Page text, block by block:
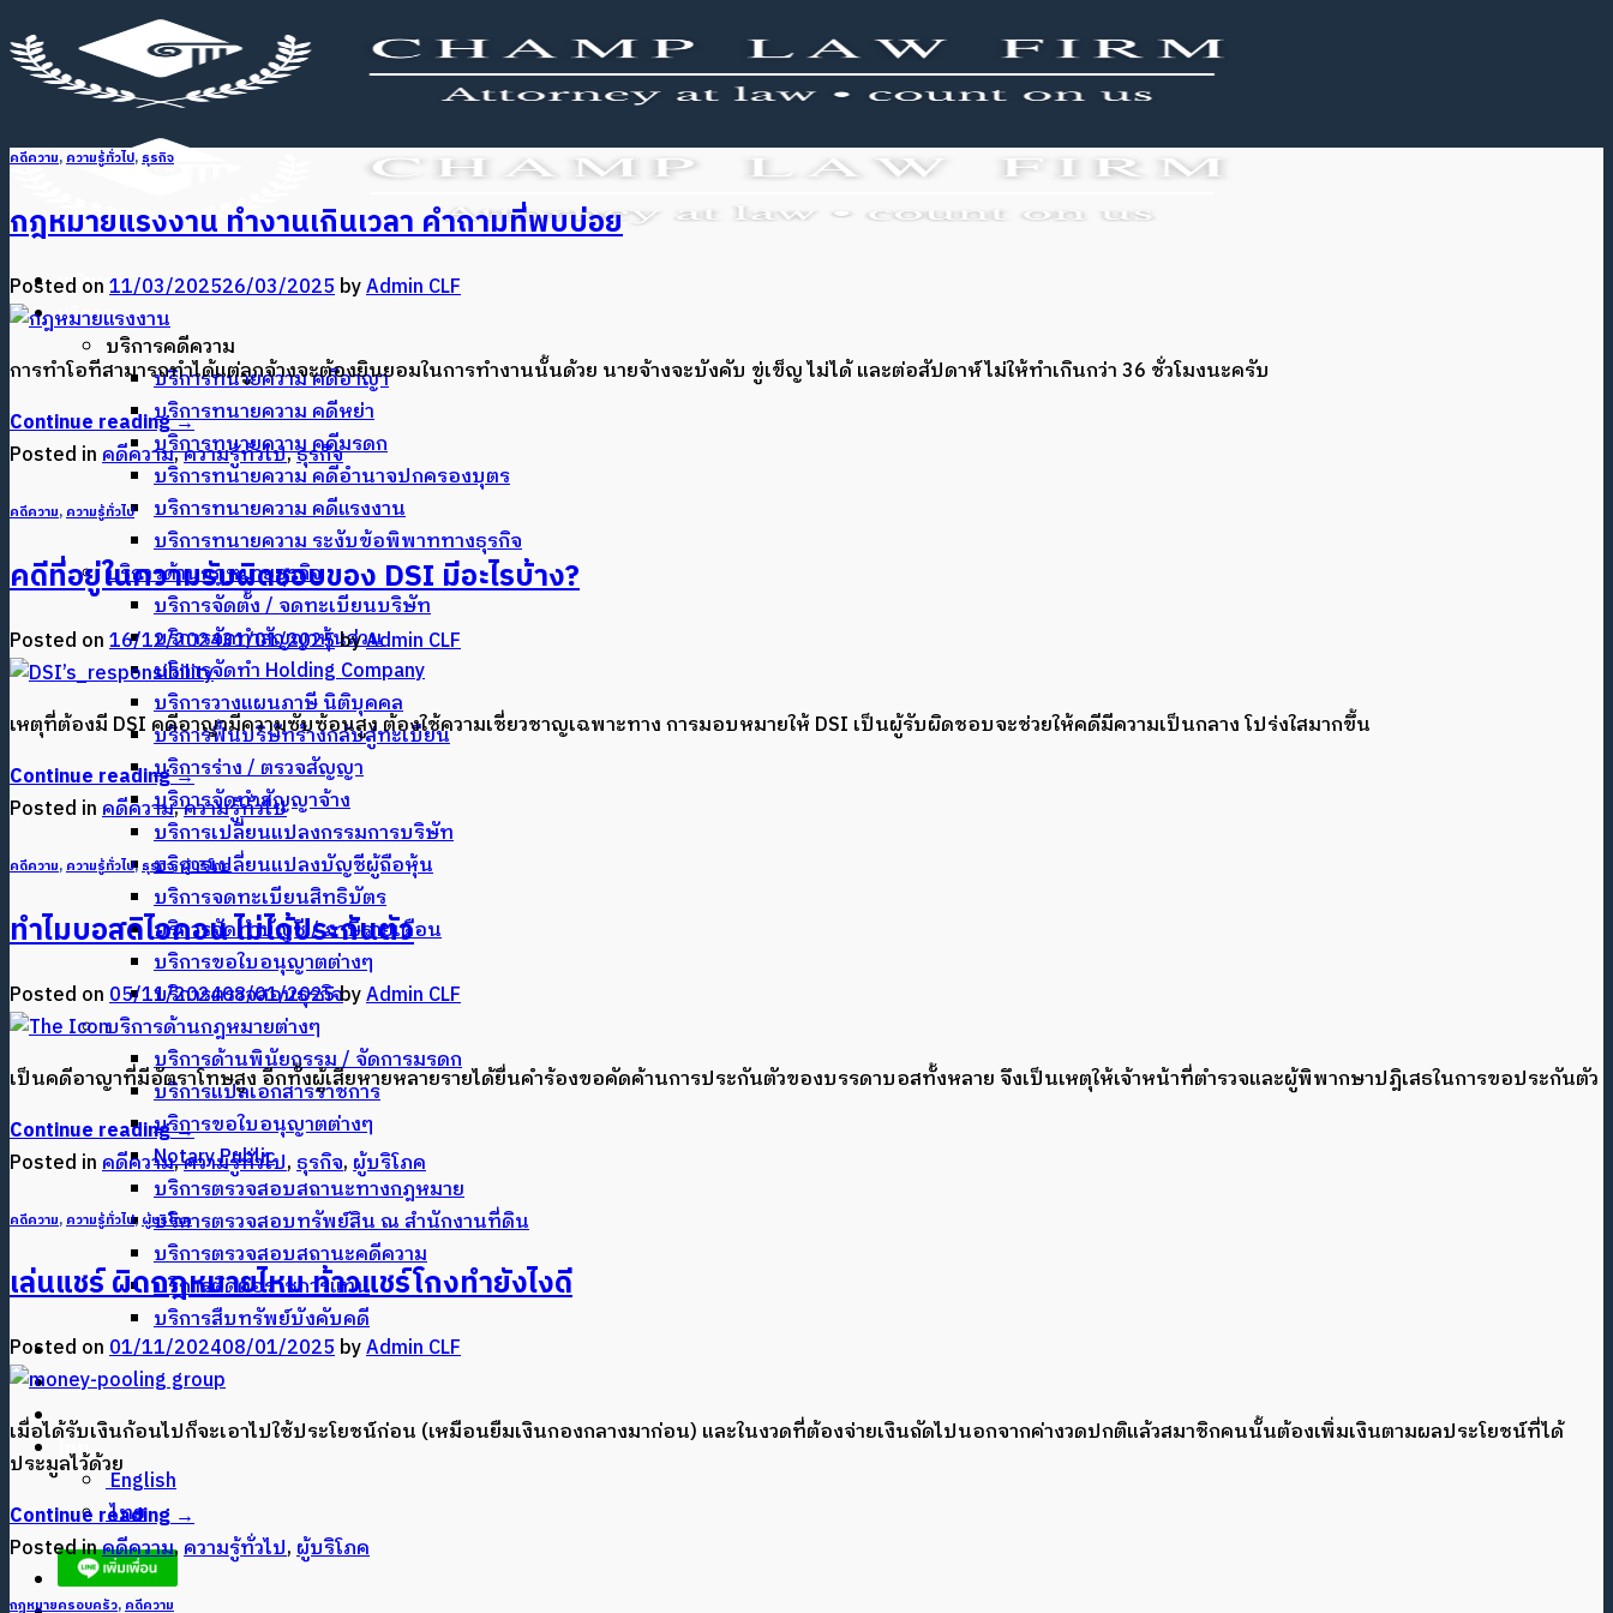
ไป
หน้าแรก
บริการ
บริการคดีความ
บริการทนายความ คดีอาญา
บริการทนายความ คดีหย่า
บริการทนายความ คดีมรดก
บริการทนายความ คดีอำนาจปกครองบุตร
บริการทนายความ คดีแรงงาน
บริการทนายความ ระงับข้อพิพาททางธุรกิจ
บริการด้านกฎหมายธุรกิจ
บริการจัดตั้ง / จดทะเบียนบริษัท
บริการจัดทำสัญญาหุ้นส่วน
บริการจัดทำ Holding Company
บริการวางแผนภาษี นิติบุคคล
บริการฟื้นบริษัทร้างกลับสู่ทะเบียน
บริการร่าง / ตรวจสัญญา
บริการจัดทำสัญญาจ้าง
บริการเปลี่ยนแปลงกรรมการบริษัท
บริการเปลี่ยนแปลงบัญชีผู้ถือหุ้น
บริการจดทะเบียนสิทธิบัตร
บริการจัดทำบัญชี / ภาษีรายเดือน
บริการขอใบอนุญาตต่างๆ
บริการตรวจสอบธุรกิจ
บริการด้านกฎหมายต่างๆ
บริการด้านพินัยกรรม / จัดการมรดก
บริการแปลเอกสารราชการ
บริการขอใบอนุญาตต่างๆ
Notary Public
บริการตรวจสอบสถานะทางกฎหมาย
บริการตรวจสอบทรัพย์สิน ณ สำนักงานที่ดิน
บริการตรวจสอบสถานะคดีความ
บริการติดต่อราชการแทน
บริการสืบทรัพย์บังคับคดี
บทความ
ติดต่อเรา
ไทย
English
ไทย
คดีความ,ความรู้ทั่วไป,ธุรกิจ
กฎหมายแรงงาน ทำงานเกินเวลา คำถามที่พบบ่อย
Posted on11/03/202526/03/2025byAdmin CLF
การทำโอทีสามารถทำได้แต่ลูกจ้างจะต้องยินยอมในการทำงานนั้นด้วย นายจ้างจะบังคับ ขู่เข็ญ ไม่ได้ และต่อสัปดาห์ไม่ให้ทำเกินกว่า 36 ชั่วโมงนะครับ
Continue reading→
Posted inคดีความ,ความรู้ทั่วไป,ธุรกิจ
คดีความ,ความรู้ทั่วไป
คดีที่อยู่ในความรับผิดชอบของ DSI มีอะไรบ้าง?
Posted on16/12/202431/01/2025byAdmin CLF
เหตุที่ต้องมี DSI คดีอาญามีความซับซ้อนสูง ต้องใช้ความเชี่ยวชาญเฉพาะทาง การมอบหมายให้ DSI เป็นผู้รับผิดชอบจะช่วยให้คดีมีความเป็นกลาง โปร่งใสมากขึ้น
Continue reading→
Posted inคดีความ,ความรู้ทั่วไป
คดีความ,ความรู้ทั่วไป,ธุรกิจ,ผู้บริโภค
ทำไมบอสดิไอคอน ไม่ได้ประกันตัว
Posted on05/11/202408/01/2025byAdmin CLF
เป็นคดีอาญาที่มีอัตราโทษสูง อีกทั้งผู้เสียหายหลายรายได้ยื่นคำร้องขอคัดค้านการประกันตัวของบรรดาบอสทั้งหลาย จึงเป็นเหตุให้เจ้าหน้าที่ตำรวจและผู้พิพากษาปฎิเสธในการขอประกันตัว
Continue reading→
Posted inคดีความ,ความรู้ทั่วไป,ธุรกิจ,ผู้บริโภค
คดีความ, ความรู้ทั่วไป, ผู้บริโภค
เล่นแชร์ ผิดกฎหมายไหม ท้าวแชร์โกงทำยังไงดี
Posted on01/11/202408/01/2025byAdmin CLF
เมื่อได้รับเงินก้อนไปก็จะเอาไปใช้ประโยชน์ก่อน (เหมือนยืมเงินกองกลางมาก่อน) และในงวดที่ต้องจ่ายเงินถัดไปนอกจากค่างวดปกติแล้วสมาชิกคนนั้นต้องเพิ่มเงินตามผลประโยชน์ที่ได้
ประมูลไว้ด้วย
Continue reading→
Posted inคดีความ,ความรู้ทั่วไป,ผู้บริโภค
กฎหมายครอบครัว,คดีความ